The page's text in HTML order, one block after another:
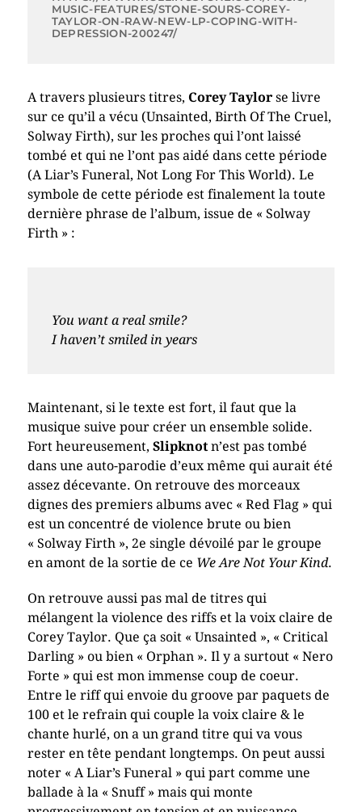
MUSIC-FEATURES/STONE-SOURS-COREY-
TAYLOR-ON-RAW-NEW-LP-COPING-WITH-
DEPRESSION-200247/
A travers plusieurs titres, Corey Taylorse livre
sur ce qu’il a vécu (Unsainted, Birth Of The Cruel,
Solway Firth), sur les proches qui l’ont laissé
tombé et qui ne l’ont pas aidé dans cette période
(A Liar’s Funeral, Not Long For This World). Le
symbole de cette période est finalement la toute
dernière phrase de l’album, issue de « Solway
Firth » :
You want a real smile?
I haven’t smiled in years
Maintenant, si le texte est fort, il faut que la
musique suive pour créer un ensemble solide.
Fort heureusement, Slipknotn’est pas tombé
dans une auto-parodie d’eux même qui aurait été
assez décevante. On retrouve des morceaux
dignes des premiers albums avec « Red Flag » qui
est un concentré de violence brute ou bien
« Solway Firth », 2e single dévoilé par le groupe
en amont de la sortie de ce We Are Not Your Kind.
On retrouve aussi pas mal de titres qui
mélangent la violence des riffs et la voix claire de
Corey Taylor. Que ça soit « Unsainted », « Critical
Darling » ou bien « Orphan ». Il y a surtout « Nero
Forte » qui est mon immense coup de coeur.
Entre le riff qui envoie du groove par paquets de
100 et le refrain qui couple la voix claire & le
chante hurlé, on a un grand titre qui va vous
rester en tête pendant longtemps. On peut aussi
noter « A Liar’s Funeral » qui part comme une
ballade à la « Snuff » mais qui monte